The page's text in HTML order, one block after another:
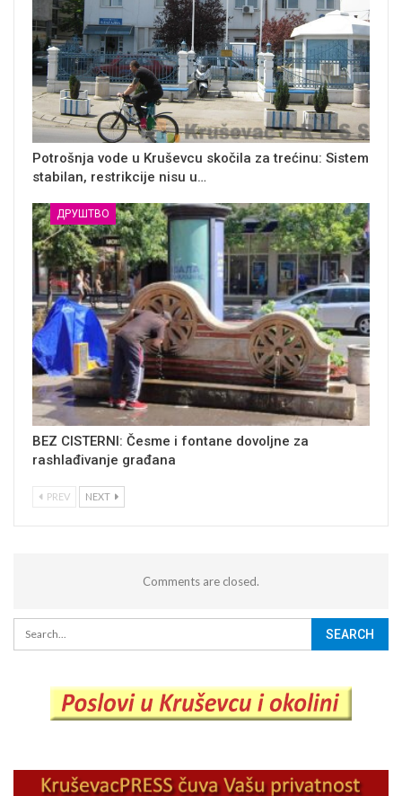
Potrošnja vode u Kruševcu skočila za trećinu: Sistem
stabilan, restrikcije nisu u…
ДРУШТВО
BEZ CISTERNI: Česme i fontane dovoljne za
rashlađivanje građana
PREV NEXT
Comments are closed.